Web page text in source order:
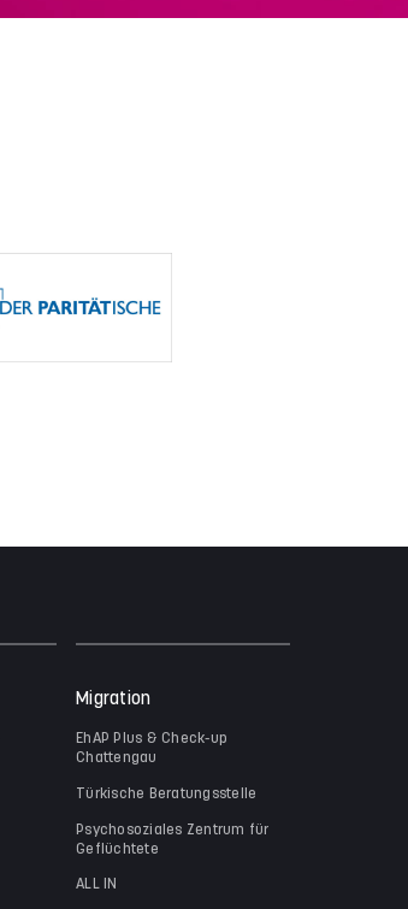
Migration
EhAP Plus & Check-up
Chattengau
Türkische Beratungsstelle
Psychosoziales Zentrum für
Geflüchtete
ALL IN